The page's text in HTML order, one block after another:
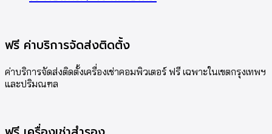
ฟรี ค่าบริการจัดส่งติดตั้ง
ค่าบริการจัดส่งติดตั้งเครื่องเช่าคอมพิวเตอร์ ฟรี เฉพาะในเขตกรุงเทพฯ
และปริมณฑล